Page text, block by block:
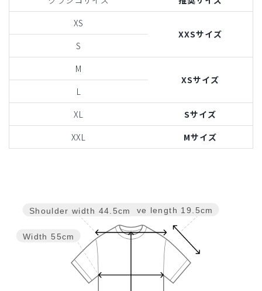
XS
XXSサイズ
S
M
XSサイズ
L
XL
Sサイズ
XXL
Mサイズ
Sleeve length 19.5cm
Width 55cm
Shoulder width 44.5cm